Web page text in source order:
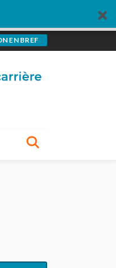
EN BREF